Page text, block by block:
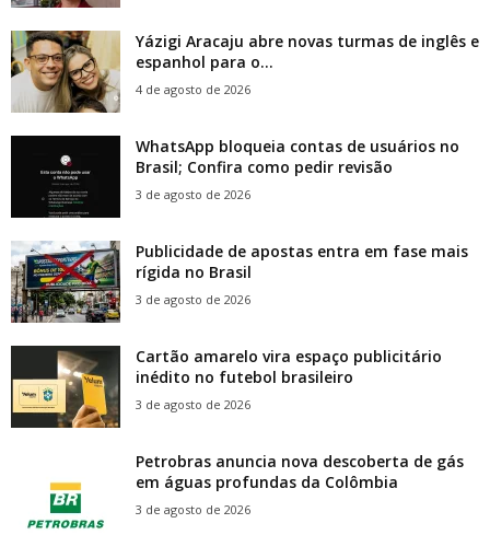
Yázigi Aracaju abre novas turmas de inglês e
espanhol para o...
4 de agosto de 2026
WhatsApp bloqueia contas de usuários no
Brasil; Confira como pedir revisão
3 de agosto de 2026
Publicidade de apostas entra em fase mais
rígida no Brasil
3 de agosto de 2026
Cartão amarelo vira espaço publicitário
inédito no futebol brasileiro
3 de agosto de 2026
Petrobras anuncia nova descoberta de gás
em águas profundas da Colômbia
3 de agosto de 2026